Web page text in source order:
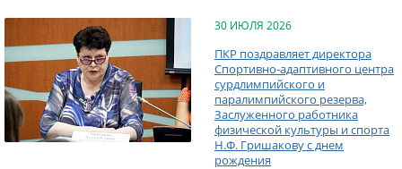
30 ИЮЛЯ 2026
ПКР поздравляет директора
Спортивно-адаптивного центра
сурдлимпийского и
паралимпийского резерва,
Заслуженного работника
физической культуры и спорта
Н.Ф. Гришакову с днем
рождения